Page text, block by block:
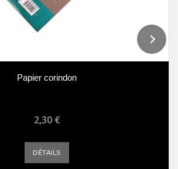
Papier corindon
2,30 €
DÉTAILS